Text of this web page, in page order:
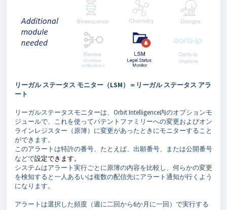
リーガル ステータス モニター（LSM）＝リーガル ステータス アラ
ート
リーガルステータスモニターは、Orbit Intelligence内のオプションモ
ジュールで、これを使ってパテントファミリーへの変更およびオン
ラインレジスター（原簿）に変更があったときにモニターすること
ができます。
このアラートは特許の番号、たとえば、出願番号、または公開番号
などで設定できます。
システムはアラート実行ごとに原簿の内容を比較し、何らかの変更
を検知すると一人あるいは複数の配信先にアラート通知が行くよう
になります。
アラートは選択した頻度（週に二回から6か月に一回）で実行する